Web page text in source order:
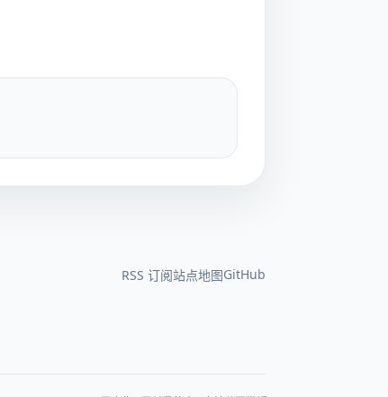
RSS 订阅站点地图GitHub